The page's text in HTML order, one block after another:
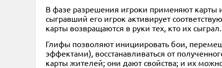
В фазе разрешения игроки применяют карты
сыгравший его игрок активирует
карты возвращаются в руки тех, кто их сыграл.
Глифы позволяют инициировать бои,
эффектами), восстанавливаться от
карты жителей; они дают свойства; и их